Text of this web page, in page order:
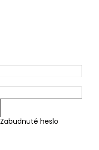
Zabudnuté heslo